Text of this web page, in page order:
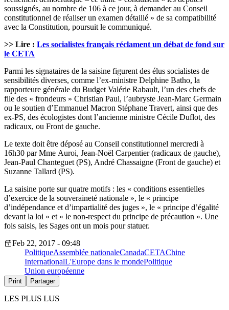
soussignés, au nombre de 106 à ce jour, à demander au Conseil
constitutionnel de réaliser un examen détaillé » de sa compatibilité
avec la Constitution, poursuit le communiqué.
>> Lire : Les socialistes français réclament un débat de fond sur
le CETA
Parmi les signataires de la saisine figurent des élus socialistes de
sensibilités diverses, comme l’ex-ministre Delphine Batho, la
rapporteure générale du Budget Valérie Rabault, l’un des chefs de
file des « frondeurs » Christian Paul, l’aubryste Jean-Marc Germain
ou le soutien d’Emmanuel Macron Stéphane Travert, ainsi que des
ex-PS, des écologistes dont l’ancienne ministre Cécile Duflot, des
radicaux, ou Front de gauche.
Le texte doit être déposé au Conseil constitutionnel mercredi à
16h30 par Mme Auroi, Jean-Noël Carpentier (radicaux de gauche),
Jean-Paul Chanteguet (PS), André Chassaigne (Front de gauche) et
Suzanne Tallard (PS).
La saisine porte sur quatre motifs : les « conditions essentielles
d’exercice de la souveraineté nationale », le « principe
d’indépendance et d’impartialité des juges », le « principe d’égalité
devant la loi » et « le non-respect du principe de précaution ». Une
fois saisis, les Sages ont un mois pour statuer.
Feb 22, 2017 - 09:48
PolitiqueAssemblée nationaleCanadaCETAChine
InternationalL'Europe dans le mondePolitique
Union européenne
Print Partager
LES PLUS LUS